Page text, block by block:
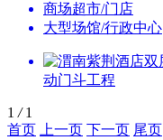
商场超市/门店
大型场馆/行政中心
动门斗工程
1 / 1
首页
上一页 下一页 尾页